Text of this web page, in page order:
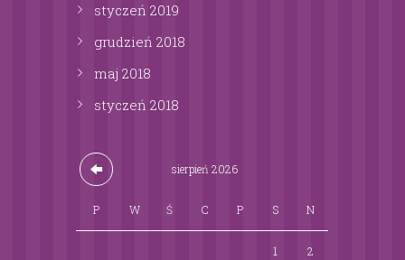
styczeń 2019
grudzień 2018
maj 2018
styczeń 2018
sierpień2026
P W Ś C P S N
1 2